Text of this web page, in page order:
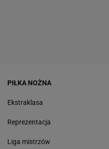
PIŁKA NOŻNA
Ekstraklasa
Reprezentacja
Liga mistrzów